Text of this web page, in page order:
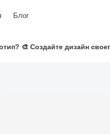
Блог
🎨 Создайте дизайн